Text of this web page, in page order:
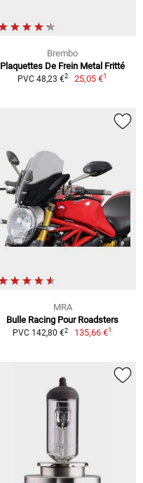
Brembo
Plaquettes De Frein Metal Fritté
PVC 48,23 €2 25,05 €1
MRA
Bulle Racing Pour Roadsters
PVC 142,80 €2 135,66 €1